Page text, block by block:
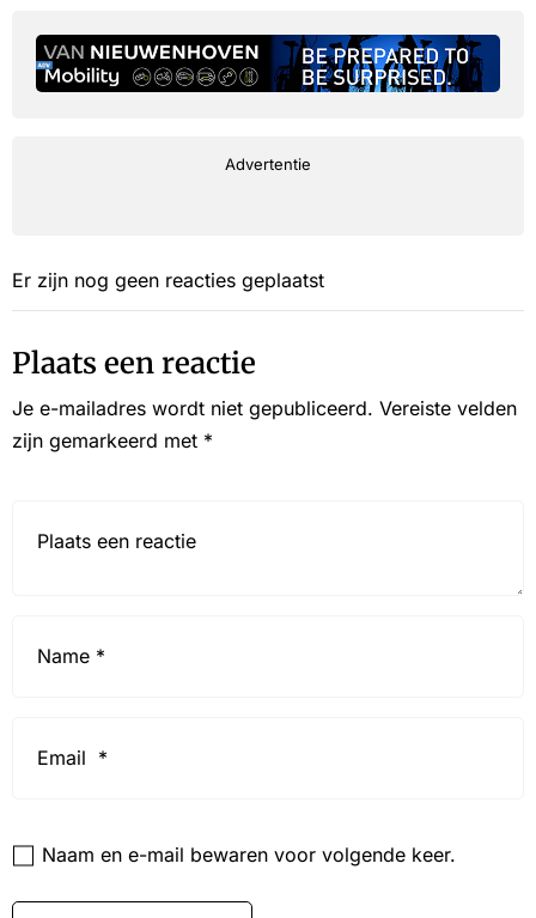
Advertentie
Er zijn nog geen reacties geplaatst
Plaats een reactie
Je e-mailadres wordt niet gepubliceerd. Vereiste velden
zijn gemarkeerd met *
Naam en e-mail bewaren voor volgende keer.